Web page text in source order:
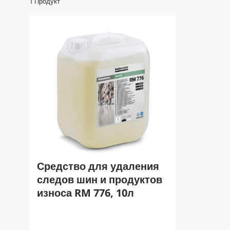
Средство для удаления
следов шин и продуктов
износа RM 776, 10л